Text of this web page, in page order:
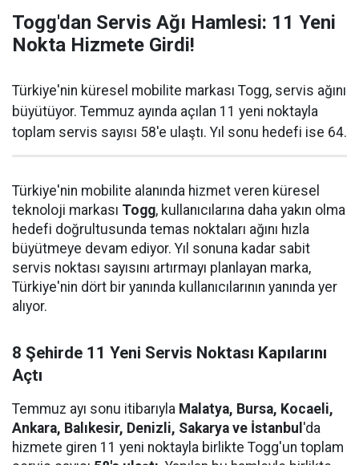
Togg'dan Servis Ağı Hamlesi: 11 Yeni
Nokta Hizmete Girdi!
Türkiye'nin küresel mobilite markası Togg, servis ağını
büyütüyor. Temmuz ayında açılan 11 yeni noktayla
toplam servis sayısı 58'e ulaştı. Yıl sonu hedefi ise 64.
Türkiye'nin mobilite alanında hizmet veren küresel
teknoloji markası Togg, kullanıcılarına daha yakın olma
hedefi doğrultusunda temas noktaları ağını hızla
büyütmeye devam ediyor. Yıl sonuna kadar sabit
servis noktası sayısını artırmayı planlayan marka,
Türkiye'nin dört bir yanında kullanıcılarının yanında yer
alıyor.
8 Şehirde 11 Yeni Servis Noktası Kapılarını
Açtı
Temmuz ayı sonu itibarıyla Malatya, Bursa, Kocaeli,
Ankara, Balıkesir, Denizli, Sakarya ve İstanbul 'da
hizmete giren 11 yeni noktayla birlikte Togg'un toplam